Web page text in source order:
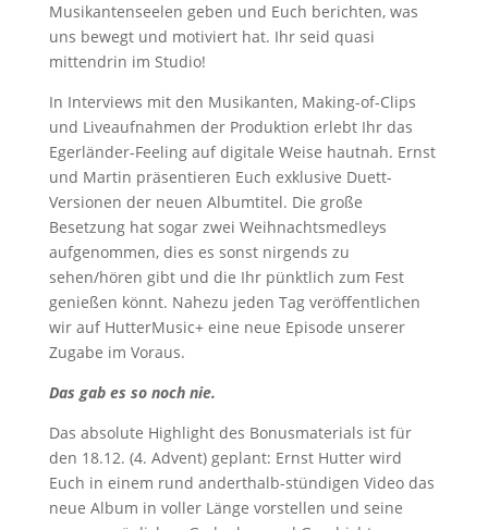
Musikantenseelen geben und Euch berichten, was
uns bewegt und motiviert hat. Ihr seid quasi
mittendrin im Studio!
In Interviews mit den Musikanten, Making-of-Clips
und Liveaufnahmen der Produktion erlebt Ihr das
Egerländer-Feeling auf digitale Weise hautnah. Ernst
und Martin präsentieren Euch exklusive Duett-
Versionen der neuen Albumtitel. Die große
Besetzung hat sogar zwei Weihnachtsmedleys
aufgenommen, dies es sonst nirgends zu
sehen/hören gibt und die Ihr pünktlich zum Fest
genießen könnt. Nahezu jeden Tag veröffentlichen
wir auf HutterMusic+ eine neue Episode unserer
Zugabe im Voraus.
Das gab es so noch nie.
Das absolute Highlight des Bonusmaterials ist für
den 18.12. (4. Advent) geplant: Ernst Hutter wird
Euch in einem rund anderthalb-stündigen Video das
neue Album in voller Länge vorstellen und seine